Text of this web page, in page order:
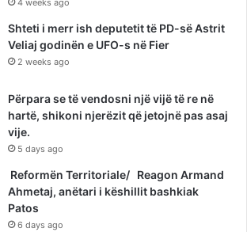
4 weeks ago
Shteti i merr ish deputetit të PD-së Astrit
Veliaj godinën e UFO-s në Fier
2 weeks ago
Përpara se të vendosni një vijë të re në
hartë, shikoni njerëzit që jetojnë pas asaj
vije.
5 days ago
Reformën Territoriale/ Reagon Armand
Ahmetaj, anëtari i këshillit bashkiak
Patos
6 days ago